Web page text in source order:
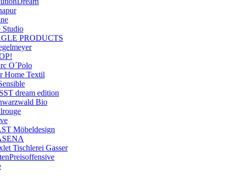
Studio
PRODUCTS
O´Polo
Home Textil
dream edition
Bio
Möbeldesign
Tischlerei Gasser